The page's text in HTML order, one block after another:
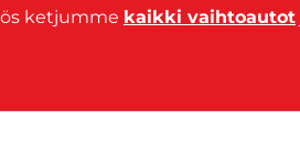
ketjumme kaikki vaihtoautot